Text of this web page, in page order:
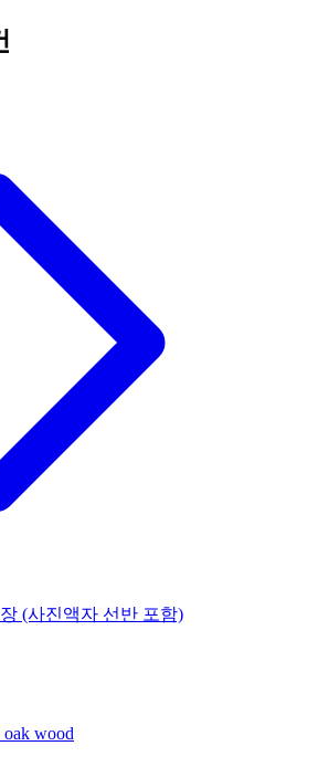
(사진액자 선반 포함)
wood